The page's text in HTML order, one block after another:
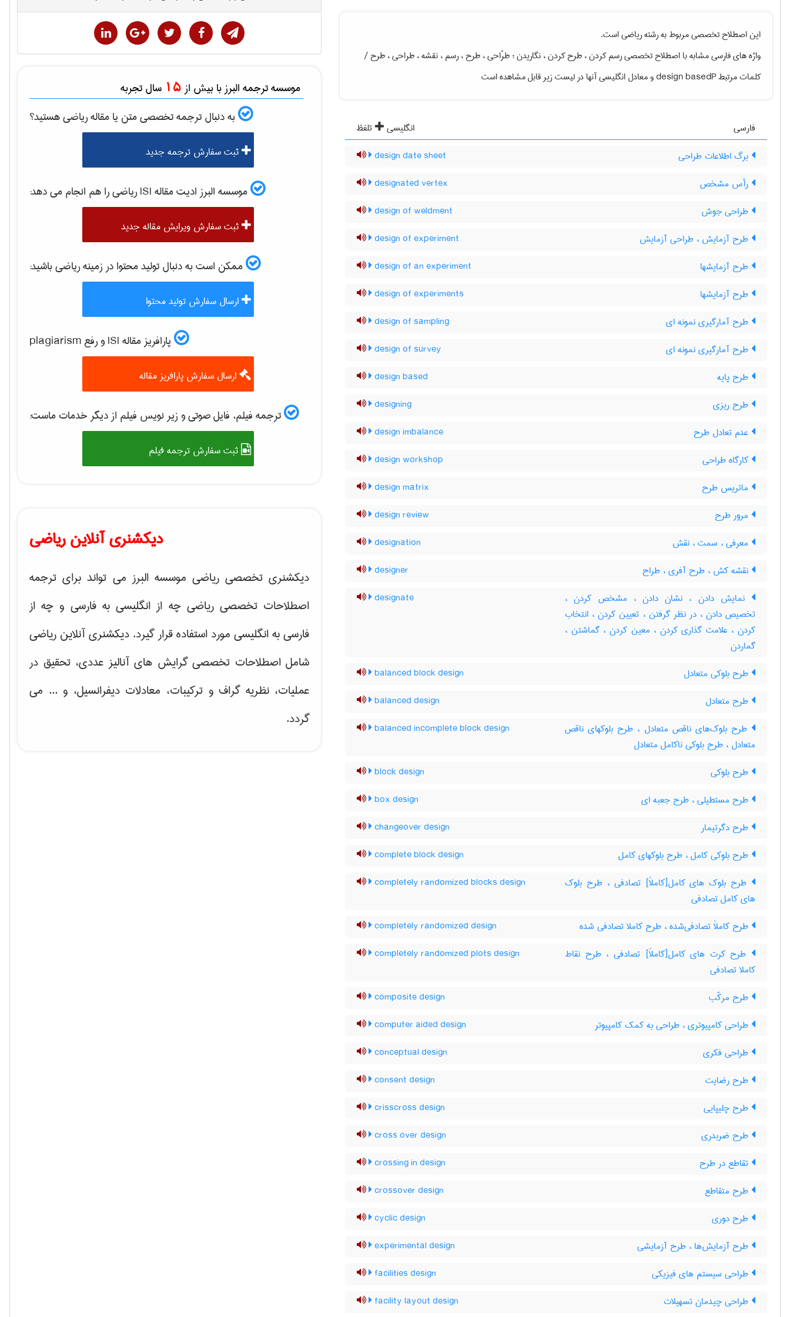
این اصطلاح تخصصی مربوط به رشتهرياضیاست.
واژه های فارسی مشابه با اصطلاح تخصصیرسم کردن ، طرح کردن ، نگاریدن ؛ طرّاحی ، طرح ، رسم ، نقشه ، طراحی ، طرح /
کلمات مرتبط design basedP
و معادل انگلیسی آنها در لیست زیر قابل مشاهده است
فارسی انگلیسی
تلفظ
برگ اطلاعات طراحی
design date sheet
رأس مشخص designated vertex
طراحی جوش design of weldment
طرح آزمایش ، طراحی آزمایش design of experiment
طرح آزمایشها design of an experiment
طرح آزمایشها design of experiments
طرح آمارگیری نمونه ای design of sampling
طرح آمارگیری نمونه ای design of survey
طرح پایه design based
طرح ریزی designing
عدم تعادل طرح design imbalance
کارگاه طراحی design workshop
ماتریس طرح design matrix
مرور طرح design review
معرفی ، سمت ، نقش designation
نقشه کش ، طرح آفری ، طراح designer
نمایش دادن ، نشان دادن ، مشخص کردن ،
تخصیص دادن ، در نظر گرفتن ، تعیین کردن ، انتخاب
کردن ، علامت گذاری کردن ، معین کردن ، گماشتن ،
گماردن
designate
طرح بلوکی متعادل balanced block design
طرح متعادل balanced design
طرح بلوک‌های ناقص متعادل ، طرح بلوکهای ناقص
متعادل ، طرح بلوکی ناکامل متعادل
balanced incomplete block design
طرح بلوکی block design
طرح مستطیلی ، طرح جعبه ای box design
طرح دگرتیمار changeover design
طرح بلوکی کامل ، طرح بلوکهای کامل complete block design
طرح بلوک های کامل[کاملاً] تصادفی ، طرح بلوک
های کامل تصادفی
completely randomized blocks design
طرح کاملاً تصادفی‌شده ، طرح کاملا تصادفی شده completely randomized design
طرح کرت های کامل[کاملاً] تصادفی ، طرح نقاط
کاملا تصادفی
completely randomized plots design
طرح مرکّب composite design
طراحی کامپیوتری ، طراحی به کمک کامپیوتر computer aided design
طراحی فکری conceptual design
طرح رضایت consent design
طرح چلیپایی crisscross design
طرح ضربدری cross over design
تقاطع در طرح crossing in design
طرح متقاطع crossover design
طرح دوری cyclic design
طرح آزمایش‌ها ، طرح آزمایشی experimental design
طراحی سیستم های فیزیکی facilities design
طراحی چیدمان تسهیلات facility layout design
موسسه ترجمه البرز با بیش از 15 سال تجربه
به دنبال ترجمه تخصصی متن یا مقالهرياضیهستید؟
ثبت سفارش ترجمه جدید
موسسه البرز ادیت مقاله ISI رياضیرا هم انجام می دهد:
ثبت سفارش ویرایش مقاله جدید
ممکن است به دنبال تولید محتوا در زمینهرياضیباشید:
ارسال سفارش تولید محتوا
پارافریز مقاله ISI و رفع plagiarism
ارسال سفارش پارافریز مقاله
ترجمه فیلم، فایل صوتی و زیر نویس فیلم از دیگر خدمات ماست:
ثبت سفارش ترجمه فیلم
دیکشنری آنلاین ریاضی
دیکشنری تخصصی ریاضی موسسه البرز می تواند برای ترجمه
اصطلاحات تخصصی ریاضی چه از انگلیسی به فارسی و چه از
فارسی به انگلیسی مورد استفاده قرار گیرد. دیکشنری آنلاین ریاضی
شامل اصطلاحات تخصصی گرایش هایآنالیز عددی، تحقیق در
عملیات، نظریه گراف و تركیبات، معادلات دیفرانسیل، و ... می
گردد.